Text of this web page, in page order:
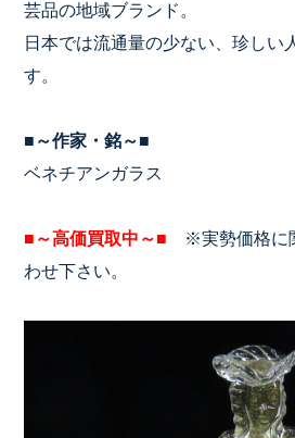
芸品の地域ブランド。
日本では流通量の少ない、珍しい
す。
■～作家・銘～■
ベネチアンガラス
■～高価買取中～■ ※実勢価格に
わせ下さい。